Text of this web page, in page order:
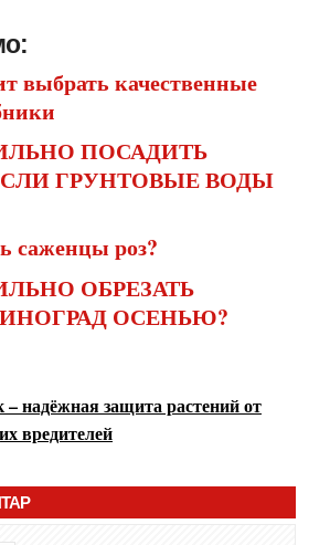
ГРУНТОВЫЕ ВОДЫ
саженцы роз?
ОСЕНЬЮ?
– надёжная защита растений от
вредителей